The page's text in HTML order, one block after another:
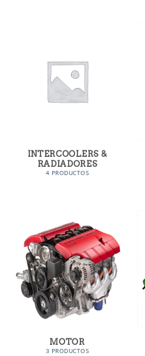
INTERCOOLERS &
RADIADORES
4 PRODUCTOS
MOTOR
3 PRODUCTOS